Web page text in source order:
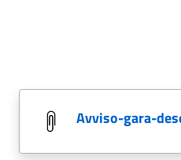
avviso-gara-